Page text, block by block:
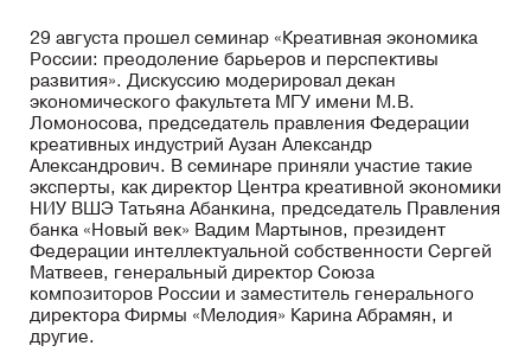
29 августа прошел семинар «Креативная экономика
России: преодоление барьеров и перспективы
развития». Дискуссию модерировал декан
экономического факультета МГУ имени М.В.
Ломоносова, председатель правления Федерации
креативных индустрий Аузан Александр
Александрович. В семинаре приняли участие такие
эксперты, как директор Центра креативной экономики
НИУ ВШЭ Татьяна Абанкина, председатель Правления
банка «Новый век» Вадим Мартынов, президент
Федерации интеллектуальной собственности Сергей
Матвеев, генеральный директор Союза
композиторов России и заместитель генерального
директора Фирмы «Мелодия» Карина Абрамян, и
другие.